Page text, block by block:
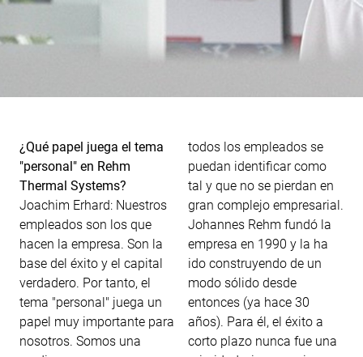
¿Qué papel juega el tema
"personal" en Rehm
Thermal Systems?
Joachim Erhard: Nuestros
empleados son los que
hacen la empresa. Son la
base del éxito y el capital
verdadero. Por tanto, el
tema "personal" juega un
papel muy importante para
nosotros. Somos una
todos los empleados se
puedan identificar como
tal y que no se pierdan en
gran complejo empresarial.
Johannes Rehm fundó la
empresa en 1990 y la ha
ido construyendo de un
modo sólido desde
entonces (ya hace 30
años). Para él, el éxito a
corto plazo nunca fue una